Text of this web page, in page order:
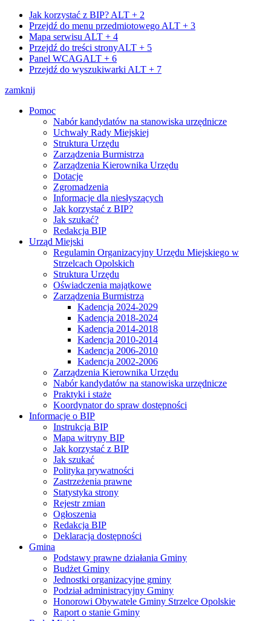
Jak korzystać z BIP? ALT + 2
Przejdź do menu przedmiotowego ALT + 3
Mapa serwisu ALT + 4
Przejdź do treści stronyALT + 5
Panel WCAGALT + 6
Przejdź do wyszukiwarki ALT + 7
zamknij
Pomoc
Nabór kandydatów na stanowiska urzędnicze
Uchwały Rady Miejskiej
Struktura Urzędu
Zarządzenia Burmistrza
Zarządzenia Kierownika Urzędu
Dotacje
Zgromadzenia
Informacje dla niesłyszących
Jak korzystać z BIP?
Jak szukać?
Redakcja BIP
Urząd Miejski
Regulamin Organizacyjny Urzędu Miejskiego w
Strzelcach Opolskich
Struktura Urzędu
Oświadczenia majątkowe
Zarządzenia Burmistrza
Kadencja 2024-2029
Kadencja 2018-2024
Kadencja 2014-2018
Kadencja 2010-2014
Kadencja 2006-2010
Kadencja 2002-2006
Zarządzenia Kierownika Urzędu
Nabór kandydatów na stanowiska urzędnicze
Praktyki i staże
Koordynator do spraw dostępności
Informacje o BIP
Instrukcja BIP
Mapa witryny BIP
Jak korzystać z BIP
Jak szukać
Polityka prywatności
Zastrzeżenia prawne
Statystyka strony
Rejestr zmian
Ogłoszenia
Redakcja BIP
Deklaracja dostępności
Gmina
Podstawy prawne działania Gminy
Budżet Gminy
Jednostki organizacyjne gminy
Podział administracyjny Gminy
Honorowi Obywatele Gminy Strzelce Opolskie
Raport o stanie Gminy